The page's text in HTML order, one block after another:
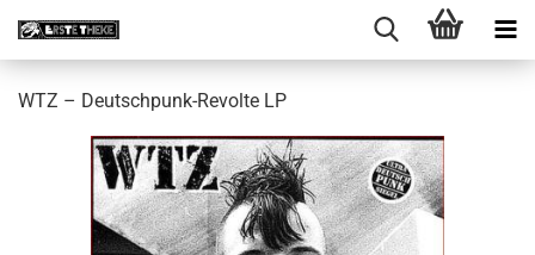
WTZ ‎– Deutschpunk-Revolte LP